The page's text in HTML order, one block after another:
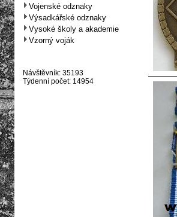
Vojenské odznaky
Výsadkářské odznaky
Vysoké školy a akademie
Vzorný voják
Návštěvník: 35193
Týdenní počet: 14954